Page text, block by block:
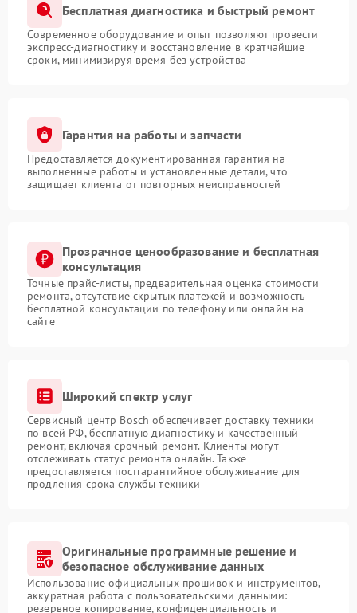
Бесплатная диагностика и быстрый ремонт
Современное оборудование и опыт позволяют провести
экспресс-диагностику и восстановление в кратчайшие
сроки, минимизируя время без устройства
Гарантия на работы и запчасти
Предоставляется документированная гарантия на
выполненные работы и установленные детали, что
защищает клиента от повторных неисправностей
Прозрачное ценообразование и бесплатная
консультация
Точные прайс-листы, предварительная оценка стоимости
ремонта, отсутствие скрытых платежей и возможность
бесплатной консультации по телефону или онлайн на
сайте
Широкий спектр услуг
Сервисный центр Bosch обеспечивает доставку техники
по всей РФ, бесплатную диагностику и качественный
ремонт, включая срочный ремонт. Клиенты могут
отслеживать статус ремонта онлайн. Также
предоставляется постгарантийное обслуживание для
продления срока службы техники
Оригинальные программные решение и
безопасное обслуживание данных
Использование официальных прошивок и инструментов,
аккуратная работа с пользовательскими данными:
резервное копирование, конфиденциальность и